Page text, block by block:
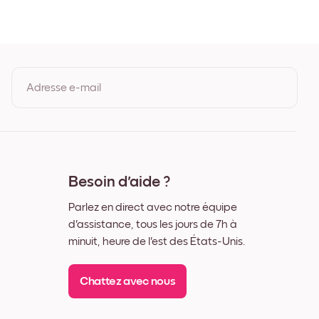
Adresse e-mail
Besoin d'aide ?
Parlez en direct avec notre équipe
d'assistance, tous les jours de 7h à
minuit, heure de l'est des États-Unis.
Chattez avec nous